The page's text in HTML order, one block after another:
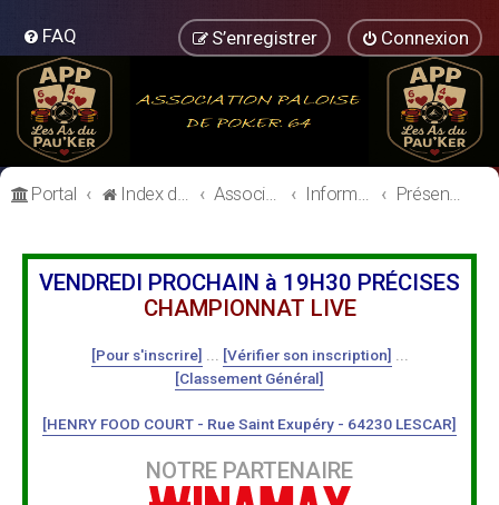
FAQ Connexion
S’enregistrer
Portal Index du forum Association Paloise de Poker Informations Générales Présentation des Membres
VENDREDI PROCHAIN à 19H30 PRÉCISES
CHAMPIONNAT LIVE
[Pour s'inscrire] [Vérifier son inscription]
[Classement Général]
[HENRY FOOD COURT - Rue Saint Exupéry - 64230 LESCAR]
NOTRE PARTENAIRE